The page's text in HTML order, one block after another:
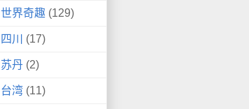
世界奇趣 (129)
四川 (17)
苏丹 (2)
台湾 (11)